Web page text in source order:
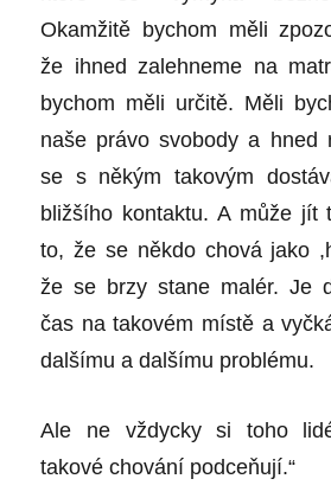
Okamžitě bychom měli
že ihned zalehneme na
bychom měli určitě. Měli
naše právo svobody a hned
se s někým takovým
bližšího kontaktu. A může jít
to, že se někdo chová jako
že se brzy stane malér. Je
čas na takovém místě a
dalšímu a dalšímu problému.
Ale ne vždycky si toho
takové chování podceňují.“